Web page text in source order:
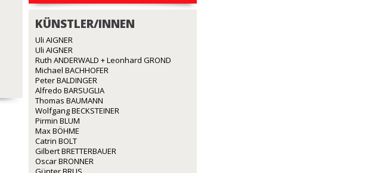
KÜNSTLER/INNEN
Uli AIGNER
Uli AIGNER
Ruth ANDERWALD + Leonhard GROND
Michael BACHHOFER
Peter BALDINGER
Alfredo BARSUGLIA
Thomas BAUMANN
Wolfgang BECKSTEINER
Pirmin BLUM
Max BÖHME
Catrin BOLT
Gilbert BRETTERBAUER
Oscar BRONNER